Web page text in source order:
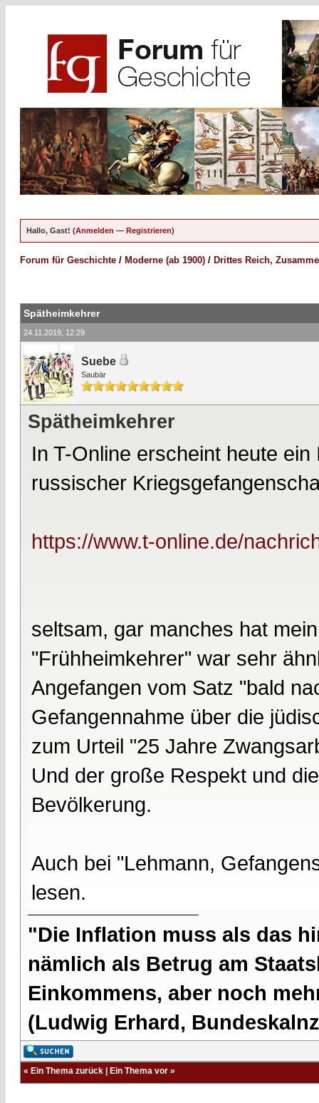
Hallo, Gast! (Anmelden — Registrieren)
Forum für Geschichte / Moderne (ab 1900) / Drittes Reich,
Spätheimkehrer
24.11.2019, 12:29
Suebe
Saubär
Spätheimkehrer
In T-Online erscheint heute
russischer
https://www.t-online.de/
seltsam, gar manches hat
"Frühheimkehrer" war sehr
Angefangen vom Satz "bald
Gefangennahme über die
zum Urteil "25 Jahre
Und der große Respekt und
Bevölkerung.
Auch bei "Lehmann,
lesen.
"Die Inflation muss als das
nämlich als Betrug am
Einkommens, aber noch
(Ludwig Erhard,
« Ein Thema zurück Ein Thema vor »